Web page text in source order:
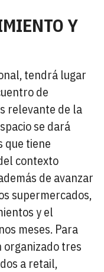
Y
tendrá lugar
de
relevante de la
se dará
que tiene
contexto
de avanzar
supermercados,
y el
meses. Para
organizado tres
a retail,